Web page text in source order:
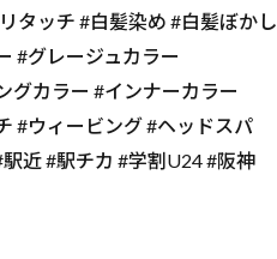
タッチ #白髪染め #白髪ぼかし
#グレージュカラー
グカラー #インナーカラー
#ウィービング #ヘッドスパ
近 #駅チカ #学割U24 #阪神